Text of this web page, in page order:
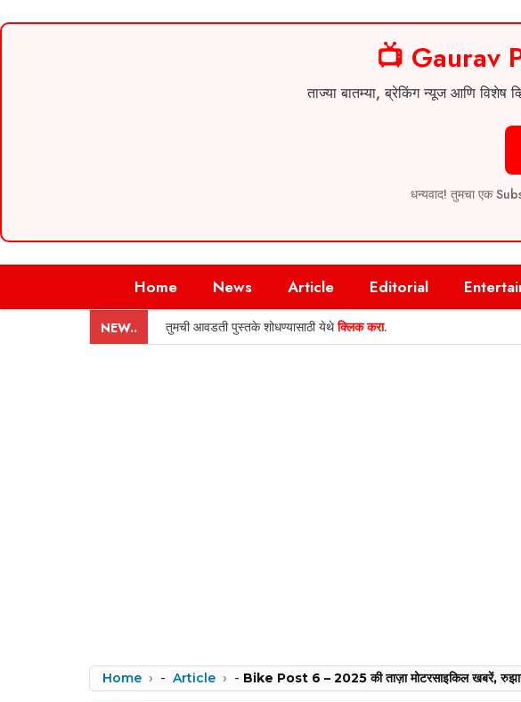
📺 Gaurav
ताज्या बातम्या, ब्रेकिंग न्यूज आणि
धन्यवाद! तुमचा एक
Home News Article Editorial
NEW.. तुमची आवडती पुस्तके शोधण्यासाठी येथेक्लिक करा.
Home - Article - Bike Post 6 – 2025 की ताज़ा मोटरसाइकिल खबरें,